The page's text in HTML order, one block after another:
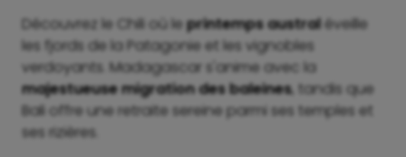
Découvrez le Chili où leprintemps australéveille
les fjords de la Patagonie et les vignobles
verdoyants. Madagascar s'anime avec la
majestueuse migration des baleines, tandis que
Bali offre une retraite sereine parmi ses temples et
ses rizières.